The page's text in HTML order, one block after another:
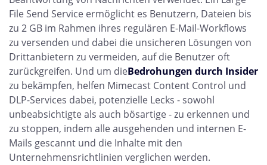
File Send Service ermöglicht es Benutzern, Dateien bis
zu 2 GB im Rahmen ihres regulären E-Mail-Workflows
zu versenden und dabei die unsicheren Lösungen von
Drittanbietern zu vermeiden, auf die Benutzer oft
zurückgreifen. Und um dieBedrohungen durch Insider
zu bekämpfen, helfen Mimecast Content Control und
DLP-Services dabei, potenzielle Lecks - sowohl
unbeabsichtigte als auch bösartige - zu erkennen und
zu stoppen, indem alle ausgehenden und internen E-
Mails gescannt und die Inhalte mit den
Unternehmensrichtlinien verglichen werden.